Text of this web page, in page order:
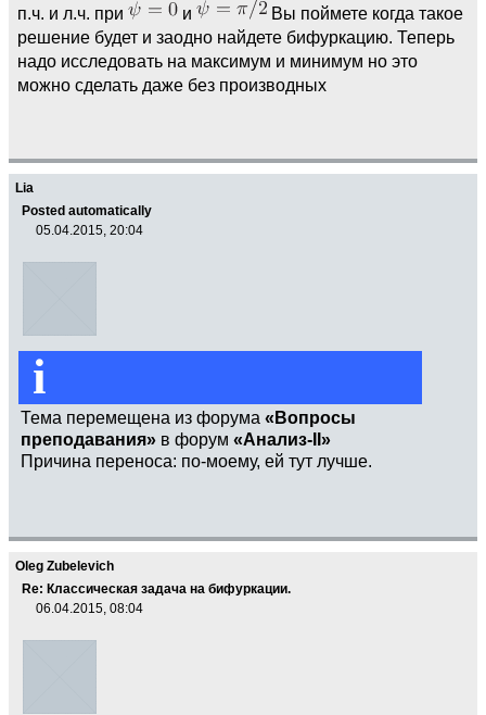
п.ч. и л.ч. при
и
Вы поймете когда такое
решение будет и заодно найдете бифуркацию. Теперь
надо исследовать на максимум и минимум но это
можно сделать даже без производных
Lia
Posted automatically
05.04.2015, 20:04
i
Тема перемещена из форума «Вопросы
преподавания» в форум «Анализ-II»
Причина переноса: по-моему, ей тут лучше.
Oleg Zubelevich
Re: Классическая задача на бифуркации.
06.04.2015, 08:04